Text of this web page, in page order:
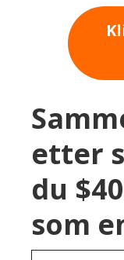
etter
du
som